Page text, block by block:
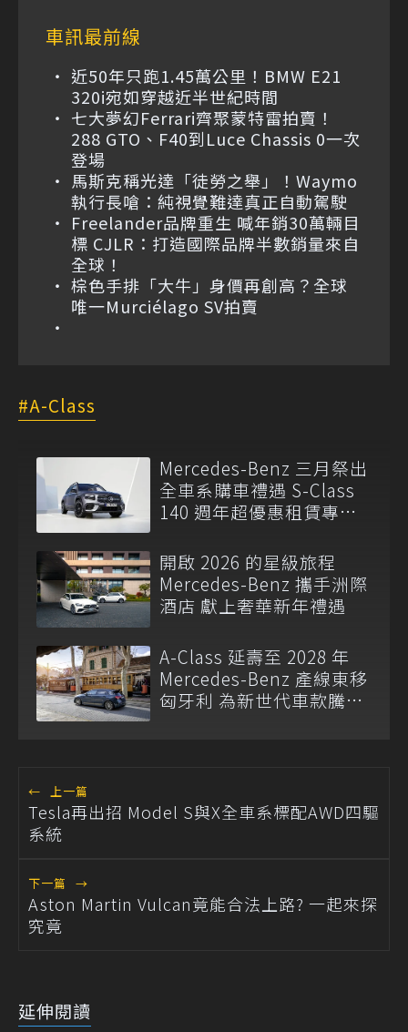
車訊最前線
近50年只跑1.45萬公里！BMW E21
320i宛如穿越近半世紀時間
七大夢幻Ferrari齊聚蒙特雷拍賣！
288 GTO、F40到Luce Chassis 0一次
登場
馬斯克稱光達「徒勞之舉」！Waymo
執行長嗆：純視覺難達真正自動駕駛
Freelander品牌重生 喊年銷30萬輛目
標 CJLR：打造國際品牌半數銷量來自
全球！
棕色手排「大牛」身價再創高？全球
唯一Murciélago SV拍賣
A-Class
Mercedes-Benz 三月祭出
全車系購車禮遇 S-Class
140 週年超優惠租賃專案
開啟 2026 的星級旅程
Mercedes-Benz 攜手洲際
酒店 獻上奢華新年禮遇
A-Class 延壽至 2028 年
Mercedes-Benz 產線東移
匈牙利 為新世代車款騰出
← 上一篇
Tesla再出招 Model S與X全車系標配AWD四驅
系統
下一篇 →
Aston Martin Vulcan竟能合法上路? 一起來探
究竟
延伸閱讀